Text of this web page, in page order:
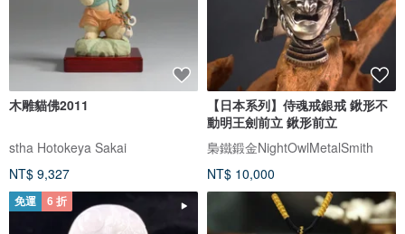
木雕貓佛2011
stha Hotokeya Sakai
NT$ 9,327
【日本系列】侍魂戒銀戒 鍬形不
動明王劍前立 鍬形前立
梟鐵鍛金NightOwlMetalSmith
NT$ 10,000
免運 6 折